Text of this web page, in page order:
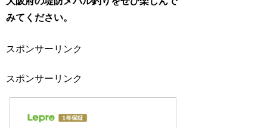
みてください。
スポンサーリンク
スポンサーリンク